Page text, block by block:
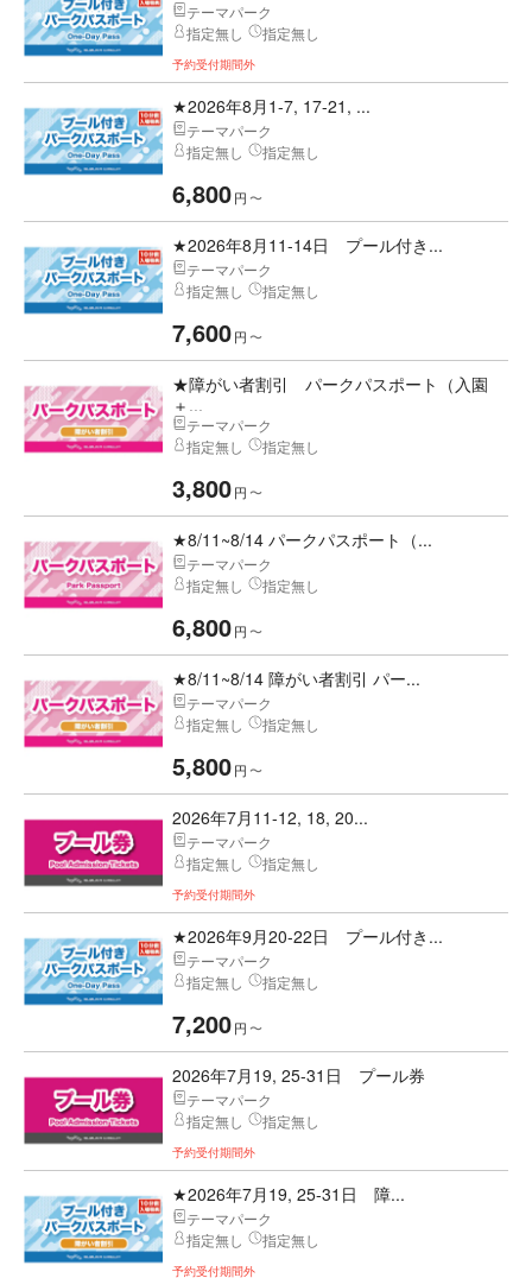
テーマパーク
指定無し
指定無し
予約受付期間外
★2026年8月1-7, 17-21, ...
テーマパーク
指定無し
指定無し
6,800円 〜
★2026年8月11-14日 プール付き...
テーマパーク
指定無し
指定無し
7,600円 〜
★障がい者割引 パークパスポート（入園
＋...
テーマパーク
指定無し
指定無し
3,800円 〜
★8/11~8/14 パークパスポート（...
テーマパーク
指定無し
指定無し
6,800円 〜
★8/11~8/14 障がい者割引 パー...
テーマパーク
指定無し
指定無し
5,800円 〜
2026年7月11-12, 18, 20...
テーマパーク
指定無し
指定無し
予約受付期間外
★2026年9月20-22日 プール付き...
テーマパーク
指定無し
指定無し
7,200円 〜
2026年7月19, 25-31日 プール券
テーマパーク
指定無し
指定無し
予約受付期間外
★2026年7月19, 25-31日 障...
テーマパーク
指定無し
指定無し
予約受付期間外